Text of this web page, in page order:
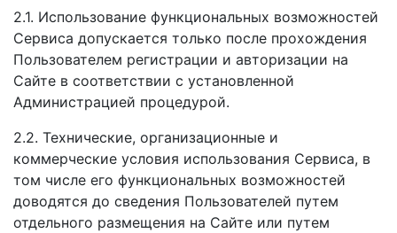
2.1. Использование функциональных возможностей
Сервиса допускается только после прохождения
Пользователем регистрации и авторизации на
Сайте в соответствии с установленной
Администрацией процедурой.
2.2. Технические, организационные и
коммерческие условия использования Сервиса, в
том числе его функциональных возможностей
доводятся до сведения Пользователей путем
отдельного размещения на Сайте или путем